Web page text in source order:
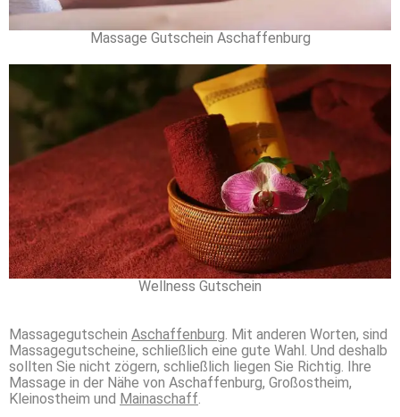
Massage Gutschein Aschaffenburg
Wellness Gutschein
Massagegutschein Aschaffenburg. Mit anderen Worten, sind
Massagegutscheine, schließlich eine gute Wahl. Und deshalb
sollten Sie nicht zögern, schließlich liegen Sie Richtig. Ihre
Massage in der Nähe von Aschaffenburg, Großostheim,
Kleinostheim und Mainaschaff.